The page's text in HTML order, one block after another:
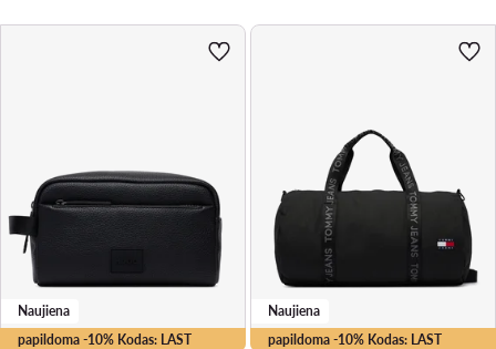
papildoma -10% Kodas: LAST
Naujiena
papildoma -10% Kodas: LAST
Naujiena